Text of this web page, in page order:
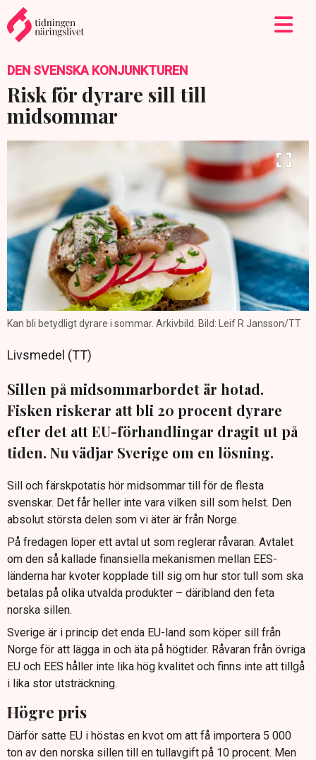
DEN SVENSKA KONJUNKTUREN
Risk för dyrare sill till
midsommar
Kan bli betydligt dyrare i sommar. Arkivbild. Bild: Leif R Jansson/TT
Livsmedel (TT)
Sillen på midsommarbordet är hotad.
Fisken riskerar att bli 20 procent dyrare
efter det att EU-förhandlingar dragit ut på
tiden. Nu vädjar Sverige om en lösning.
Sill och färskpotatis hör midsommar till för de flesta
svenskar. Det får heller inte vara vilken sill som helst. Den
absolut största delen som vi äter är från Norge.
På fredagen löper ett avtal ut som reglerar råvaran. Avtalet
om den så kallade finansiella mekanismen mellan EES-
länderna har kvoter kopplade till sig om hur stor tull som ska
betalas på olika utvalda produkter – däribland den feta
norska sillen.
Sverige är i princip det enda EU-land som köper sill från
Norge för att lägga in och äta på högtider. Råvaran från övriga
EU och EES håller inte lika hög kvalitet och finns inte att tillgå
i lika stor utsträckning.
Högre pris
Därför satte EU i höstas en kvot om att få importera 5 000
ton av den norska sillen till en tullavgift på 10 procent. Men